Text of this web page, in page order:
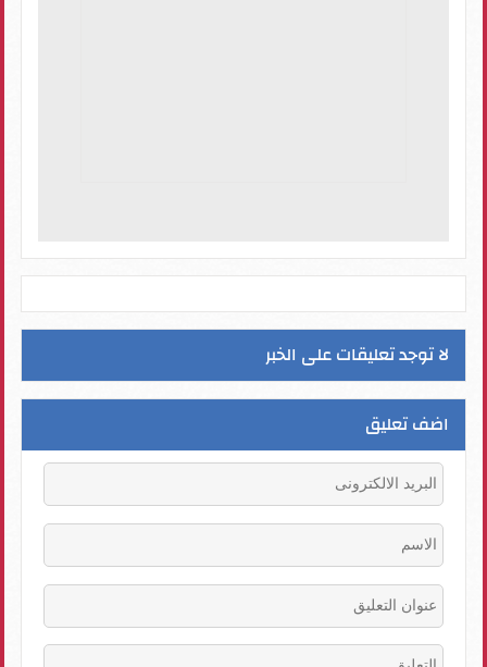
لا توجد تعليقات على الخبر
اضف تعليق